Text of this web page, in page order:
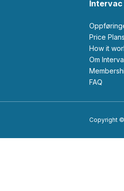
Price Plans
How it
Om
FAQ
Copyright